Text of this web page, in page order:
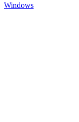
Windows